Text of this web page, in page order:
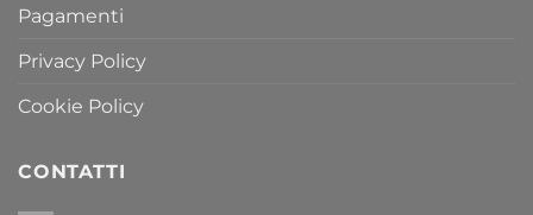
Pagamenti
Privacy Policy
Cookie Policy
CONTATTI